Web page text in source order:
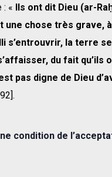
: « Ils ont dit Dieu (ar-
une chose très grave,
s’entrouvrir, la terre
du fait qu’ils
pas digne de Dieu
condition de